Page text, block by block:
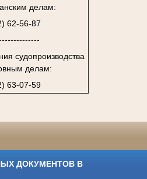
делам:
62-56-87
судопроизводства
делам:
63-07-59
ДОКУМЕНТОВ В